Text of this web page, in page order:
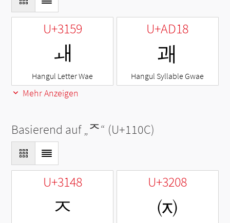
U+3159
ㅙ
Hangul Letter Wae
U+AD18
괘
Hangul Syllable Gwae
Mehr Anzeigen
Basierend auf „ᄌ“ (U+110C)
U+3148
ㅈ
U+3208
㈈